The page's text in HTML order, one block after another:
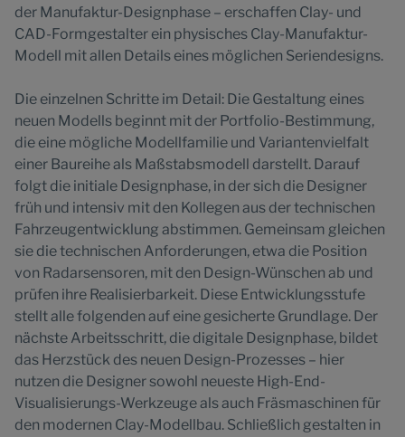
der Manufaktur-Designphase – erschaffen Clay- und
CAD-Formgestalter ein physisches Clay-Manufaktur-
Modell mit allen Details eines möglichen Seriendesigns.
Die einzelnen Schritte im Detail: Die Gestaltung eines
neuen Modells beginnt mit der Portfolio-Bestimmung,
die eine mögliche Modellfamilie und Variantenvielfalt
einer Baureihe als Maßstabsmodell darstellt. Darauf
folgt die initiale Designphase, in der sich die Designer
früh und intensiv mit den Kollegen aus der technischen
Fahrzeugentwicklung abstimmen. Gemeinsam gleichen
sie die technischen Anforderungen, etwa die Position
von Radarsensoren, mit den Design-Wünschen ab und
prüfen ihre Realisierbarkeit. Diese Entwicklungsstufe
stellt alle folgenden auf eine gesicherte Grundlage. Der
nächste Arbeitsschritt, die digitale Designphase, bildet
das Herzstück des neuen Design-Prozesses – hier
nutzen die Designer sowohl neueste High-End-
Visualisierungs-Werkzeuge als auch Fräsmaschinen für
den modernen Clay-Modellbau. Schließlich gestalten in